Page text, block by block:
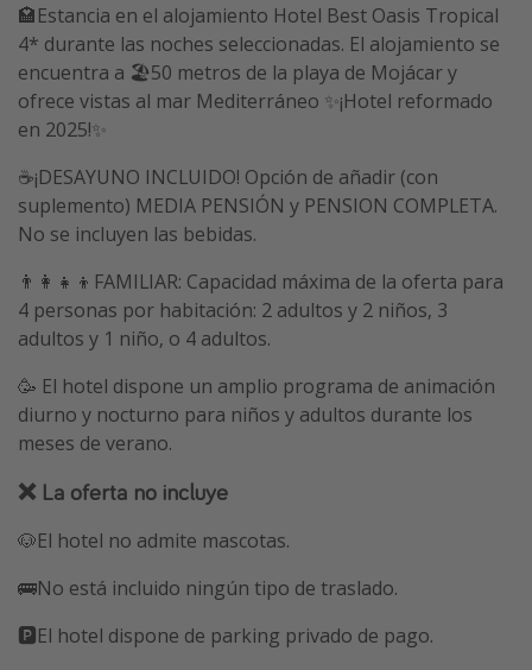
🏩Estancia en el alojamiento Hotel Best Oasis Tropical
4* durante las noches seleccionadas. El alojamiento se
encuentra a 🏖️50 metros de la playa de Mojácar y
ofrece vistas al mar Mediterráneo ✨¡Hotel reformado
en 2025!✨
☕¡DESAYUNO INCLUIDO! Opción de añadir (con
suplemento) MEDIA PENSIÓN y PENSION COMPLETA.
No se incluyen las bebidas.
👨‍👩‍👧‍👦FAMILIAR: Capacidad máxima de la oferta para
4 personas por habitación: 2 adultos y 2 niños, 3
adultos y 1 niño, o 4 adultos.
🥳 El hotel dispone un amplio programa de animación
diurno y nocturno para niños y adultos durante los
meses de verano.
❌ La oferta no incluye
🐶El hotel no admite mascotas.
🚌No está incluido ningún tipo de traslado.
🅿️El hotel dispone de parking privado de pago.